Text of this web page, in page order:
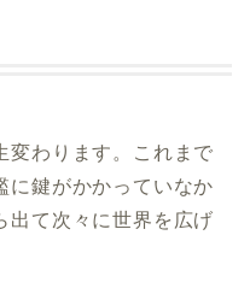
変わります。これまで
に鍵がかかっていなか
出て次々に世界を広げ